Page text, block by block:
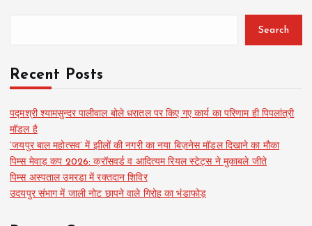
Search
Recent Posts
पद्मश्री श्यामसुन्दर पालीवाल बोले धरातल पर किए गए कार्य का परिणाम ही पिपलांत्री
मॉडल है
‘जयपुर बाल महोत्सव’ में झीलों की नगरी का नया बिज़नेस मॉडल दिखाने का मौका
पिम्स मेवाड़ कप 2026: क्रॉसवर्ड व आदित्यम रियल स्टेट्स ने मुकाबले जीते
पिम्स अस्पताल उमरडा में रक्तदान शिविर
उदयपुर संभाग में जाली नोट छापने वाले गिरोह का भंडाफोड़